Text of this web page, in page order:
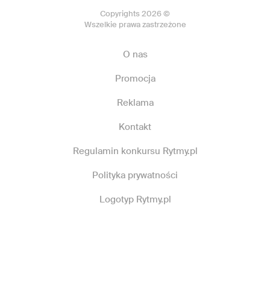
Copyrights 2026 ©
Wszelkie prawa zastrzeżone
O nas
Promocja
Reklama
Kontakt
Regulamin konkursu Rytmy.pl
Polityka prywatności
Logotyp Rytmy.pl